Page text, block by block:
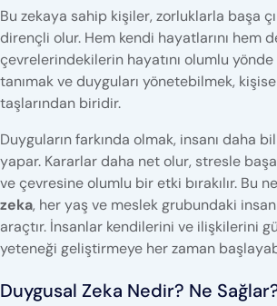
Bu zekaya sahip kişiler, zorluklarla başa
dirençli olur. Hem kendi hayatlarını hem
çevrelerindekilerin hayatını olumlu
tanımak ve duyguları yönetebilmek,
taşlarından biridir.
Duyguların farkında olmak, insanı daha
yapar. Kararlar daha net olur, stresle başa
ve çevresine olumlu bir etki bırakılır. Bu
zeka, her yaş ve meslek grubundaki
araçtır. İnsanlar kendilerini ve ilişkilerini
yeteneği geliştirmeye her zaman
Duygusal Zeka Nedir? Ne